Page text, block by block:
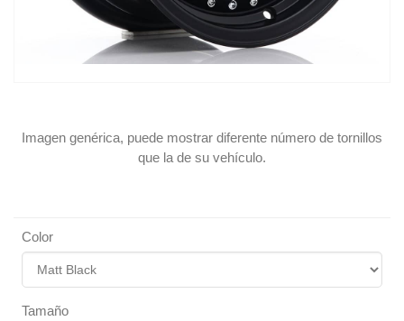
Imagen genérica, puede mostrar diferente número de tornillos
que la de su vehículo.
Color
Tamaño